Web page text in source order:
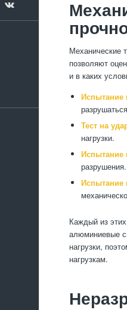
Механические
позволяют
и в каких
Испытание
Тест на
нагрузки.
Испытание
разрушения.
Испытание
Каждый из
алюминиевые
нагрузки,
нагрузкам.